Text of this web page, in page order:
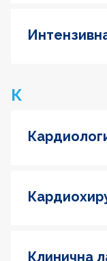
К
Клинична